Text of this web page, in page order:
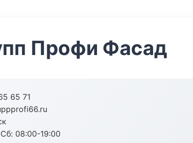
Профи Фасад
65 71
08:00-19:00